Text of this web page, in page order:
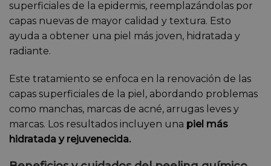
superficiales de la epidermis, reemplazándolas por
capas nuevas de mayor calidad y textura. Esto
ayuda a obtener una piel más joven, hidratada y
radiante.
Este tratamiento se enfoca en la renovación de las
capas superficiales de la piel, abordando problemas
como manchas, marcas de acné, arrugas leves y
marcas. Los resultados incluyen una piel más
hidratada y rejuvenecida.